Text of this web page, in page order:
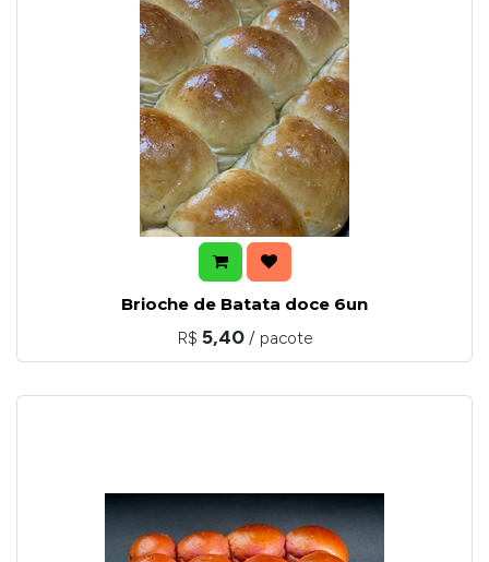
Brioche de Batata doce 6un
R$ 5,40 / pacote